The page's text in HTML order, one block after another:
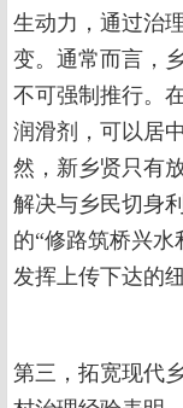
生动力，通过治
变。通常而言，
不可强制推行。
润滑剂，可以居
然，新乡贤只有
解决与乡民切身
的“修路筑桥兴水
发挥上传下达的
第三，拓宽现代